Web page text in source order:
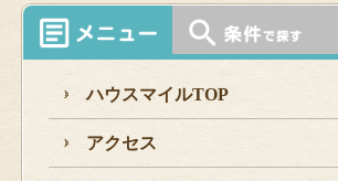
ハウスマイルTOP
アクセス